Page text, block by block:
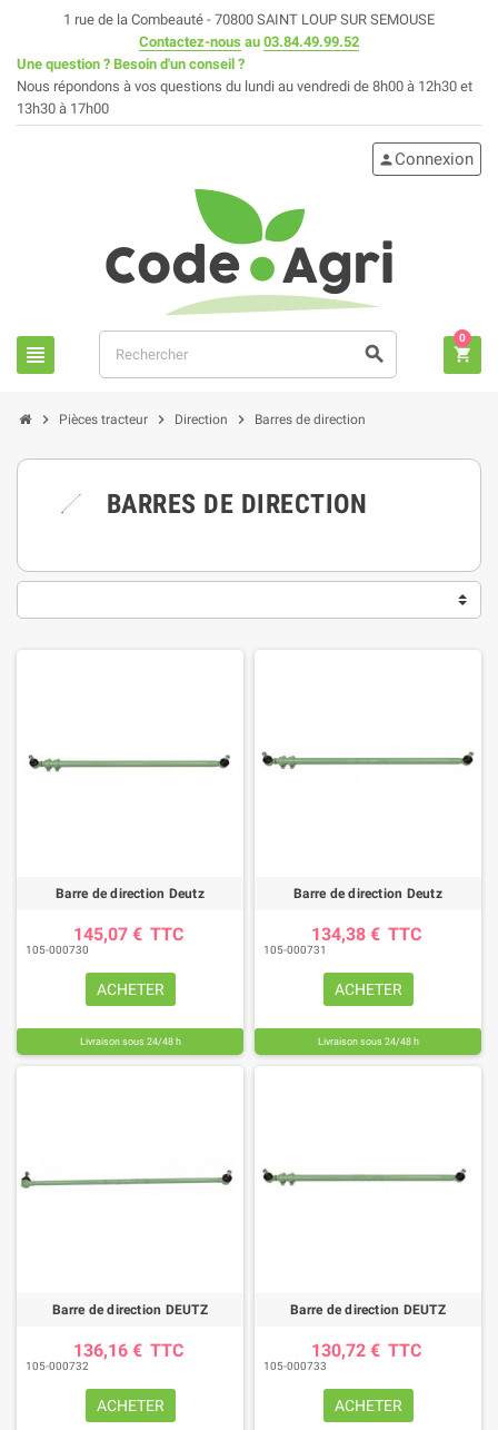
1 rue de la Combeauté - 70800 SAINT LOUP SUR SEMOUSE
Contactez-nous au 03.84.49.99.52
Une question ? Besoin d'un conseil ?
Nous répondons à vos questions du lundi au vendredi de 8h00 à 12h30 et
13h30 à 17h00
view_headline search
person Connexion
shopping_cart
0
chevron_right Pièces tracteur chevron_right Direction chevron_right Barres de direction
BARRES DE DIRECTION
Barre de direction Deutz
145,07 € TTC
105-000730
ACHETER
Livraison sous 24/48 h
Barre de direction Deutz
134,38 € TTC
105-000731
ACHETER
Livraison sous 24/48 h
Barre de direction DEUTZ
136,16 € TTC
105-000732
ACHETER
Barre de direction DEUTZ
130,72 € TTC
105-000733
ACHETER